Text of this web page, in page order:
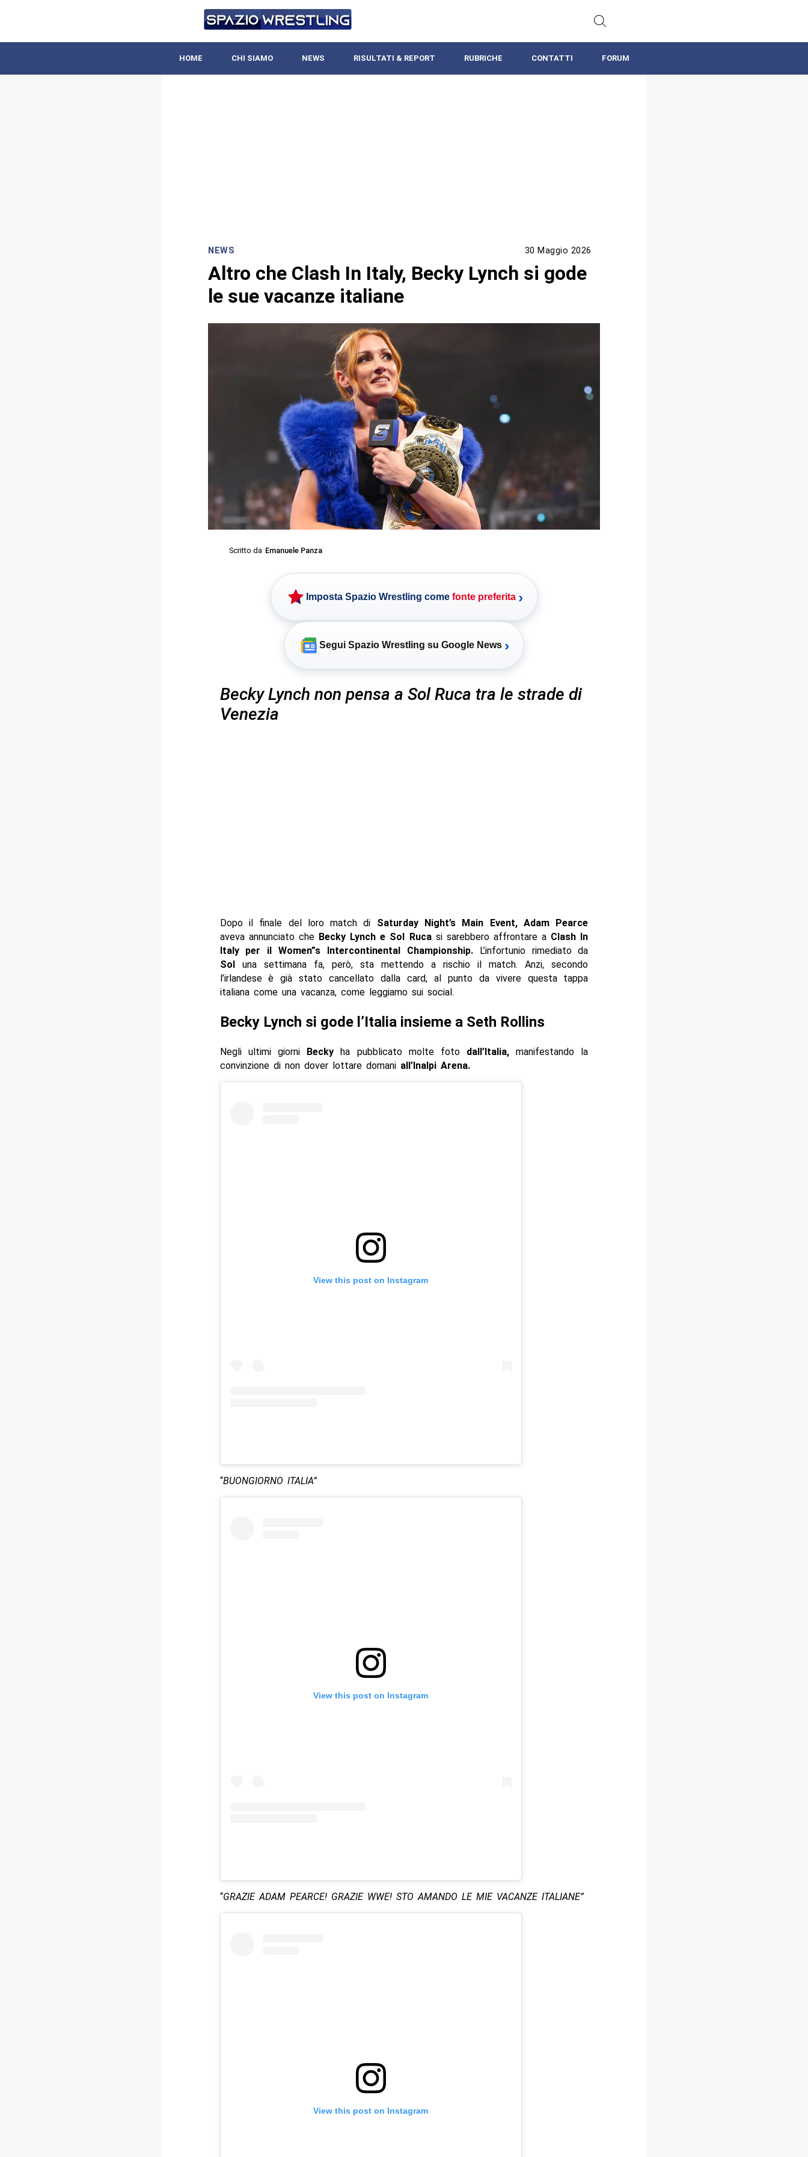
HOME CHI SIAMO NEWS RISULTATI & REPORT RUBRICHE CONTATTI FORUM
NEWS 30 Maggio 2026
Altro che Clash In Italy, Becky Lynch si gode
le sue vacanze italiane
Scritto da Emanuele Panza
Imposta Spazio Wrestling come fonte preferita ›
Segui Spazio Wrestling su Google News ›
Becky Lynch non pensa a Sol Ruca tra le strade di
Venezia
Dopo il finale del loro match di Saturday Night’s Main Event, Adam Pearce
aveva annunciato cheBecky Lynch e Sol Rucasi sarebbero affrontare a Clash In
Italy per il Women”s Intercontinental Championship.L’infortunio rimediato da
Soluna settimana fa, però, sta mettendo a rischio il match. Anzi, secondo
l’irlandese è già stato cancellato dalla card, al punto da vivere questa tappa
italiana come una vacanza, come leggiamo sui social.
Becky Lynch si gode l’Italia insieme a Seth Rollins
Negli ultimi giorni Becky ha pubblicato molte foto dall’Italia, manifestando la
convinzione di non dover lottare domani all’Inalpi Arena.
View this post on Instagram
“BUONGIORNO ITALIA”
View this post on Instagram
“GRAZIE ADAM PEARCE! GRAZIE WWE! STO AMANDO LE MIE VACANZE ITALIANE”
View this post on Instagram